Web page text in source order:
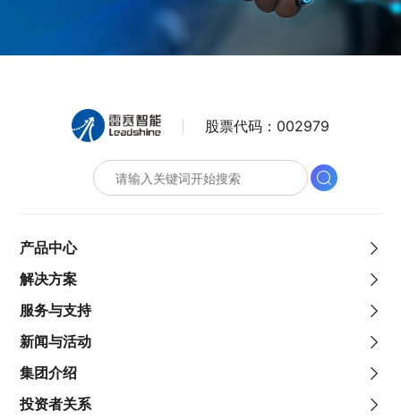
股票代码： 002979
产品中心
解决方案
服务与支持
新闻与活动
集团介绍
投资者关系